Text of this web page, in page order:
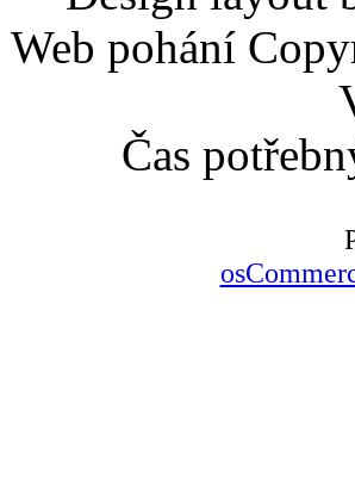
Web pohání
Čas